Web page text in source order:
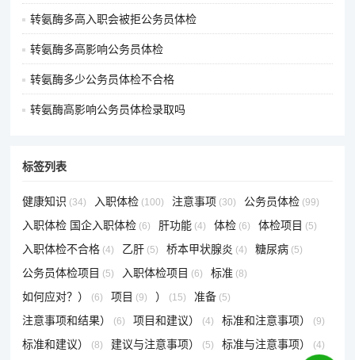
转氨酶多高入职会被拒公务员体检
转氨酶多高影响公务员体检
转氨酶多少公务员体检不合格
转氨酶高影响公务员体检录取吗
标签列表
健康知识 (34) 入职体检 (100) 注意事项 (30) 公务员体检 (99)
入职体检 国企入职体检 (6) 肝功能 (4) 体检 (6) 体检项目 (5)
入职体检不合格 (4) 乙肝 (5) 桥本甲状腺炎 (4) 糖尿病 (5)
公务员体检项目 (5) 入职体检项目 (6) 标准 (8)
如何应对？） (6) 项目 (9) ） (15) 准备 (5)
注意事项和结果） (6) 项目和建议） (4) 标准和注意事项） (9)
标准和建议） (8) 建议与注意事项） (5) 标准与注意事项） (4)